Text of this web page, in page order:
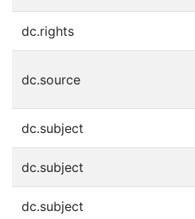
dc.rights
dc.source
dc.subject
dc.subject
dc.subject